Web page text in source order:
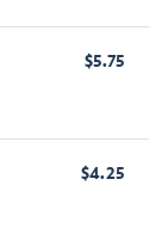
$5.75
$4.25